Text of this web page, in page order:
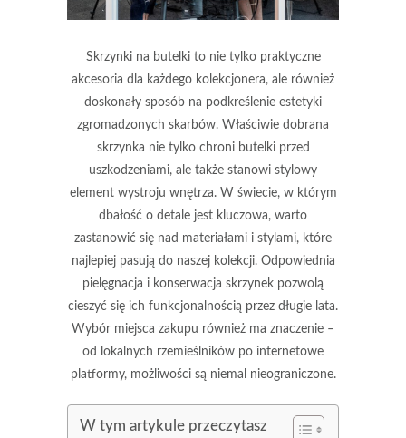
Skrzynki na butelki to nie tylko praktyczne
akcesoria dla każdego kolekcjonera, ale również
doskonały sposób na podkreślenie estetyki
zgromadzonych skarbów. Właściwie dobrana
skrzynka nie tylko chroni butelki przed
uszkodzeniami, ale także stanowi stylowy
element wystroju wnętrza. W świecie, w którym
dbałość o detale jest kluczowa, warto
zastanowić się nad materiałami i stylami, które
najlepiej pasują do naszej kolekcji. Odpowiednia
pielęgnacja i konserwacja skrzynek pozwolą
cieszyć się ich funkcjonalnością przez długie lata.
Wybór miejsca zakupu również ma znaczenie –
od lokalnych rzemieślników po internetowe
platformy, możliwości są niemal nieograniczone.
W tym artykule przeczytasz